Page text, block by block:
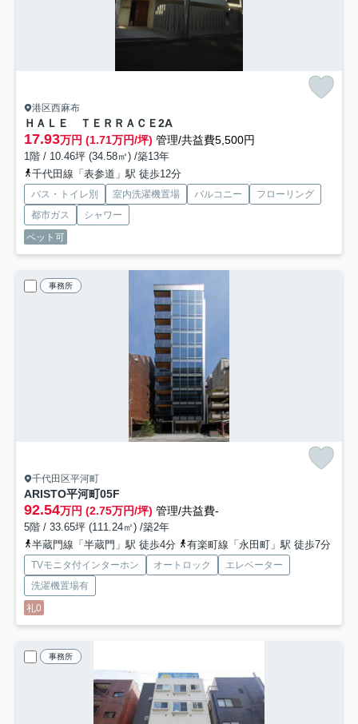
港区西麻布
ＨＡＬＥ ＴＥＲＲＡＣＥ2A
17.93万円 (1.71万円/坪) 管理/共益費5,500円
1階 / 10.46坪 (34.58㎡) /築13年
千代田線「表参道」駅 徒歩12分
バス・トイレ別 室内洗濯機置場 バルコニー
フローリング
都市ガス
シャワー
ペット可
事務所
千代田区平河町
ARISTO平河町05F
92.54万円 (2.75万円/坪) 管理/共益費-
5階 / 33.65坪 (111.24㎡) /築2年
半蔵門線「半蔵門」駅 徒歩4分
有楽町線「永田町」駅 徒歩7分
TVモニタ付インターホン オートロック
エレベーター
洗濯機置場有
礼0
事務所